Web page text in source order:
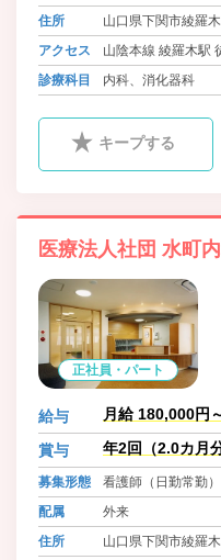
住所
山口県下関市綾羅
アクセス
山陰本線 綾羅木駅
診療科目
内科、消化器科
キープする
医療法人社団 水町
正社員・パート
給与 月給 180,000円
賞与 年2回（2.0カ月
募集形態
看護師（日勤常勤）
配属
外来
住所
山口県下関市綾羅